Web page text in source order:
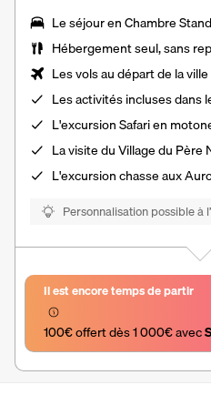
Le séjour en Chambre
Hébergement seul, sans
Les vols au départ de la
Lesactivités incluses dans
L'excursion Safari en
La visite du Village du Père
L'excursion chasse aux
Personnalisation possible à
Il est encore temps de partir
100€ offert dès 1 000€ avec